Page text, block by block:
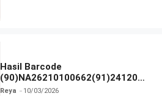
Hasil Barcode
(90)NA26210100662(91)241203
dan Izin BPOM
Reya 10/03/2026